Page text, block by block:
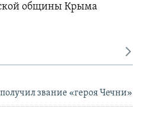
общины Крыма
звание «героя Чечни»